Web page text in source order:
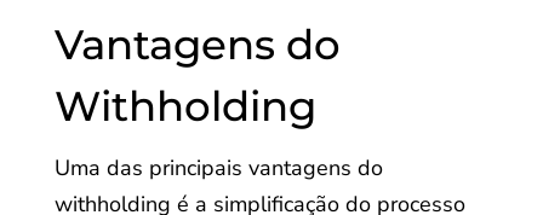
Vantagens do
Withholding
Uma das principais vantagens do
withholding é a simplificação do processo